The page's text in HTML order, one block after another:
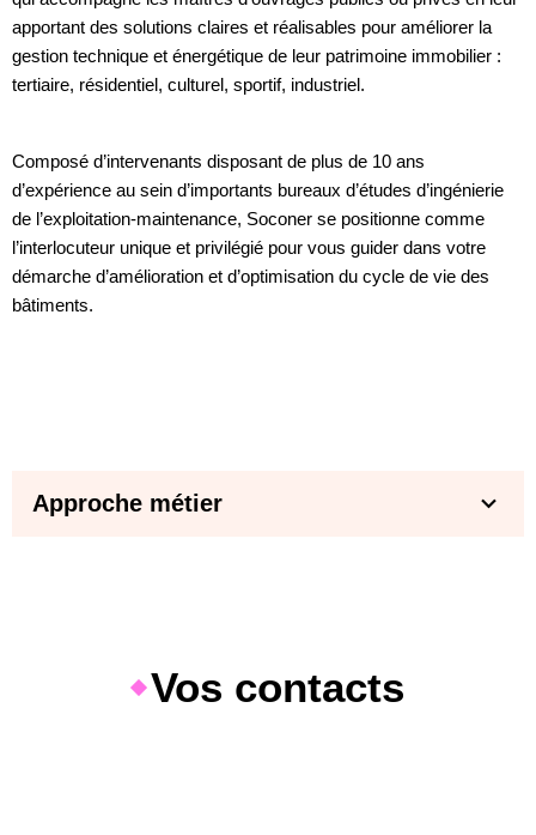
apportant des solutions claires et réalisables pour améliorer la
gestion technique et énergétique de leur patrimoine immobilier :
tertiaire, résidentiel, culturel, sportif, industriel.
Composé d’intervenants disposant de plus de 10 ans
d’expérience au sein d’importants bureaux d’études d’ingénierie
de l’exploitation-maintenance, Soconer se positionne comme
l’interlocuteur unique et privilégié pour vous guider dans votre
démarche d’amélioration et d’optimisation du cycle de vie des
bâtiments.
Approche métier
Vos contacts